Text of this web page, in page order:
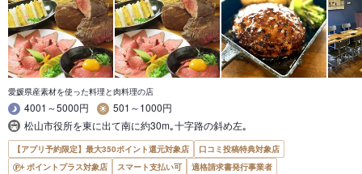
愛媛県産素材を使った料理と肉料理の店
4001～5000円
501～1000円
松山市役所を東に出て南に約30m｡十字路の斜め左｡
【アプリ予約限定】最大350ポイント還元対象店
口コミ投稿特典対象店
ポイントプラス対象店
スマート支払い可 適格請求書発行事業者